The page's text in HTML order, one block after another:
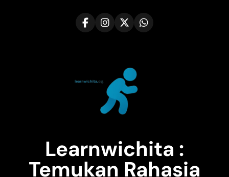
Learnwichita :
Temukan Rahasia